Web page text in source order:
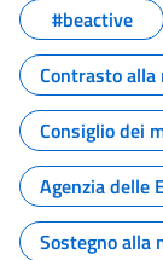
#beactive
Contrasto
Consiglio dei
Agenzia delle
Sostegno alla